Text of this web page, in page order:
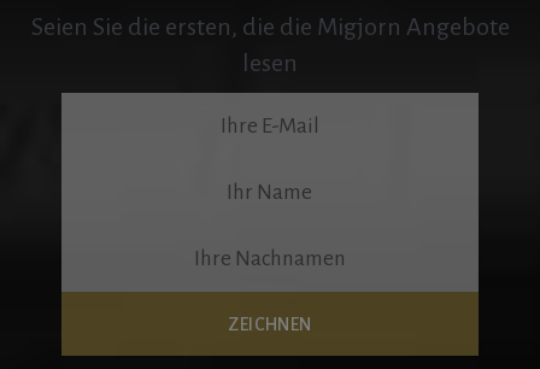
Seien Sie die ersten, die die Migjorn Angebote
lesen